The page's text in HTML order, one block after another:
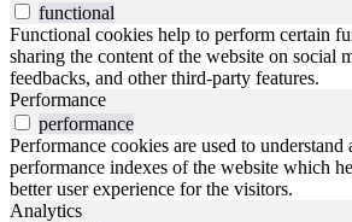
functional
Functional cookies help to perform certain
sharing the content of the website on social
feedbacks, and other third-party features.
Performance
performance
Performance cookies are used to understand
performance indexes of the website which
better user experience for the visitors.
Analytics